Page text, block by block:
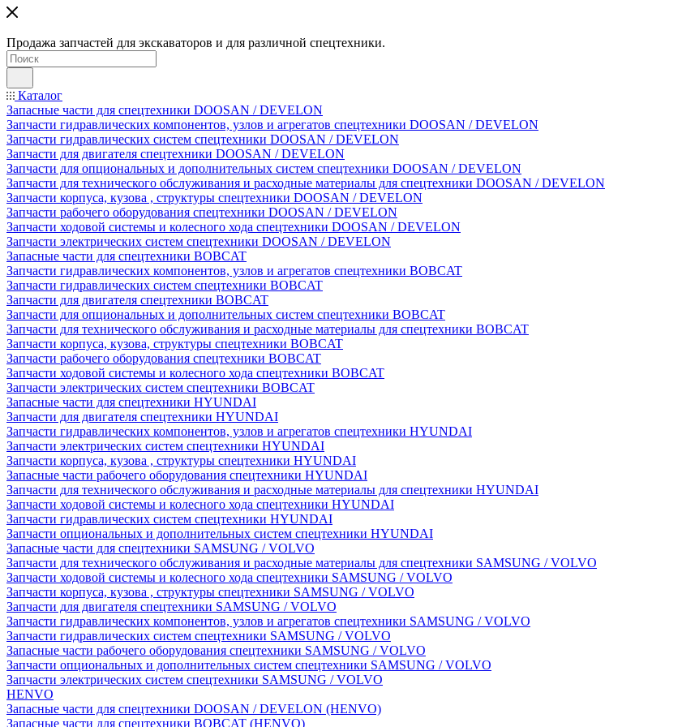
Продажа запчастей для экскаваторов и для различной спецтехники.
Каталог
Запасные части для спецтехники DOOSAN / DEVELON
Запчасти гидравлических компонентов, узлов и агрегатов спецтехники DOOSAN / DEVELON
Запчасти гидравлических систем спецтехники DOOSAN / DEVELON
Запчасти для двигателя спецтехники DOOSAN / DEVELON
Запчасти для опциональных и дополнительных систем спецтехники DOOSAN / DEVELON
Запчасти для технического обслуживания и расходные материалы для спецтехники DOOSAN / DEVELON
Запчасти корпуса, кузова , структуры спецтехники DOOSAN / DEVELON
Запчасти рабочего оборудования спецтехники DOOSAN / DEVELON
Запчасти ходовой системы и колесного хода спецтехники DOOSAN / DEVELON
Запчасти электрических систем спецтехники DOOSAN / DEVELON
Запасные части для спецтехники BOBCAT
Запчасти гидравлических компонентов, узлов и агрегатов спецтехники BOBCAT
Запчасти гидравлических систем спецтехники BOBCAT
Запчасти для двигателя спецтехники BOBCAT
Запчасти для опциональных и дополнительных систем спецтехники BOBCAT
Запчасти для технического обслуживания и расходные материалы для спецтехники BOBCAT
Запчасти корпуса, кузова, структуры спецтехники BOBCAT
Запчасти рабочего оборудования спецтехники BOBCAT
Запчасти ходовой системы и колесного хода спецтехники BOBCAT
Запчасти электрических систем спецтехники BOBCAT
Запасные части для спецтехники HYUNDAI
Запчасти для двигателя спецтехники HYUNDAI
Запчасти гидравлических компонентов, узлов и агрегатов спецтехники HYUNDAI
Запчасти электрических систем спецтехники HYUNDAI
Запчасти корпуса, кузова , структуры спецтехники HYUNDAI
Запасные части рабочего оборудования спецтехники HYUNDAI
Запчасти для технического обслуживания и расходные материалы для спецтехники HYUNDAI
Запчасти ходовой системы и колесного хода спецтехники HYUNDAI
Запчасти гидравлических систем спецтехники HYUNDAI
Запчасти опциональных и дополнительных систем спецтехники HYUNDAI
Запасные части для спецтехники SAMSUNG / VOLVO
Запчасти для технического обслуживания и расходные материалы для спецтехники SAMSUNG / VOLVO
Запчасти ходовой системы и колесного хода спецтехники SAMSUNG / VOLVO
Запчасти корпуса, кузова , структуры спецтехники SAMSUNG / VOLVO
Запчасти для двигателя спецтехники SAMSUNG / VOLVO
Запчасти гидравлических компонентов, узлов и агрегатов спецтехники SAMSUNG / VOLVO
Запчасти гидравлических систем спецтехники SAMSUNG / VOLVO
Запасные части рабочего оборудования спецтехники SAMSUNG / VOLVO
Запчасти опциональных и дополнительных систем спецтехники SAMSUNG / VOLVO
Запчасти электрических систем спецтехники SAMSUNG / VOLVO
HENVO
Запасные части для спецтехники DOOSAN / DEVELON (HENVO)
Запасные части для спецтехники BOBCAT (HENVO)